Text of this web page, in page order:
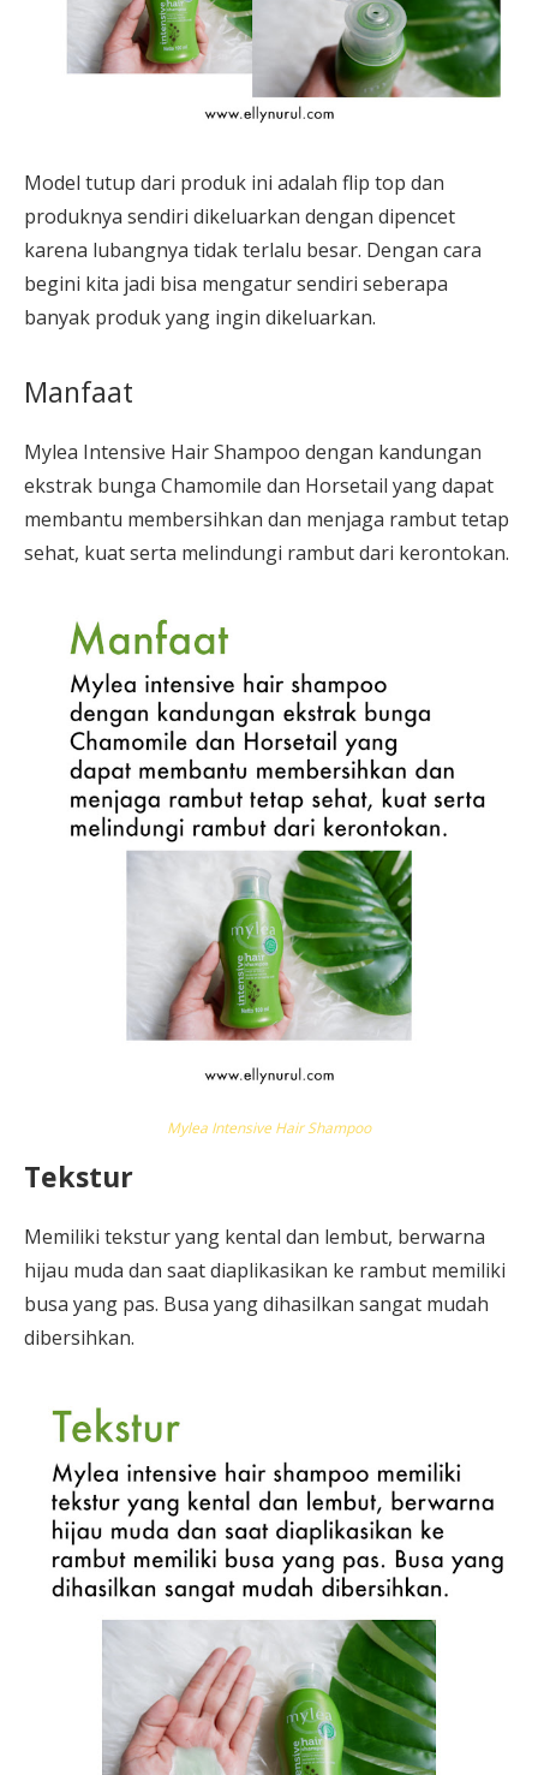
Model tutup dari produk ini adalah flip top dan
produknya sendiri dikeluarkan dengan dipencet
karena lubangnya tidak terlalu besar. Dengan cara
begini kita jadi bisa mengatur sendiri seberapa
banyak produk yang ingin dikeluarkan.
Manfaat
Mylea Intensive Hair Shampoo dengan kandungan
ekstrak bunga Chamomile dan Horsetail yang dapat
membantu membersihkan dan menjaga rambut tetap
sehat, kuat serta melindungi rambut dari kerontokan.
Mylea Intensive Hair Shampoo
Tekstur
Memiliki tekstur yang kental dan lembut, berwarna
hijau muda dan saat diaplikasikan ke rambut memiliki
busa yang pas. Busa yang dihasilkan sangat mudah
dibersihkan.